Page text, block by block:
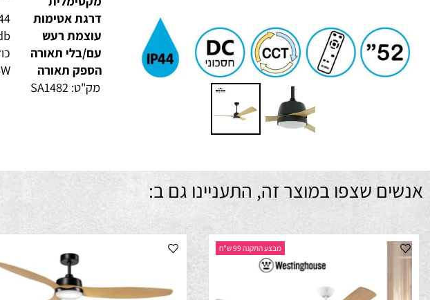
מקסימלית
5932
דרגת אטימות
IP44
עוצמת רעש
46db
עם/בלי תאורה
כולל
הספק תאורה
24W
שצפו במוצר זה, התעניינו גם ב: